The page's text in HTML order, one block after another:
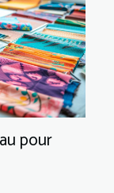
pour